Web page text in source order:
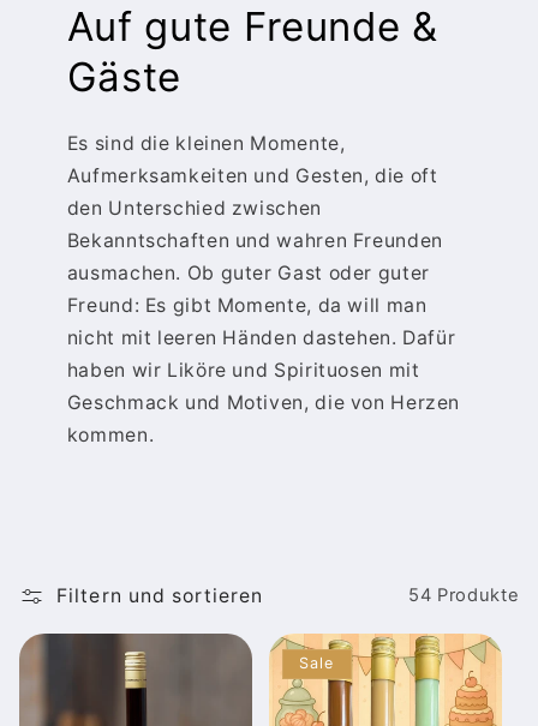
Auf gute Freunde &
Gäste
Es sind die kleinen Momente,
Aufmerksamkeiten und Gesten, die oft
den Unterschied zwischen
Bekanntschaften und wahren Freunden
ausmachen. Ob guter Gast oder guter
Freund: Es gibt Momente, da will man
nicht mit leeren Händen dastehen. Dafür
haben wir Liköre und Spirituosen mit
Geschmack und Motiven, die von Herzen
kommen.
Filtern und sortieren 54 Produkte
Sale